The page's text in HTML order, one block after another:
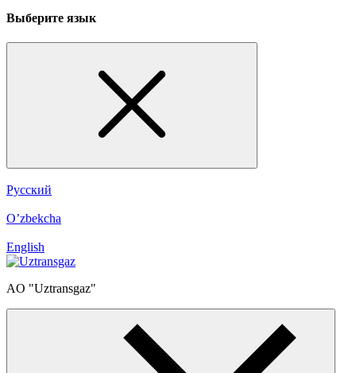
Выберите язык
Русский
O’zbekcha
English
AO "Uztransgaz"